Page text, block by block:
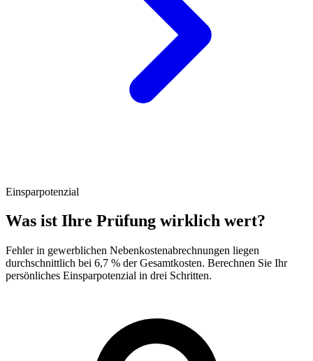
Einsparpotenzial
Was ist Ihre Prüfung wirklich wert?
Fehler in gewerblichen Nebenkostenabrechnungen liegen
durchschnittlich bei 6,7 % der Gesamtkosten. Berechnen Sie Ihr
persönliches Einsparpotenzial in drei Schritten.